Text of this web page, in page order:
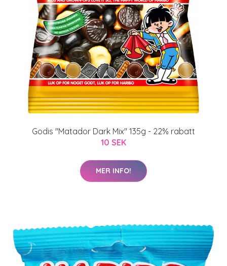
Godis "Matador Dark Mix" 135g - 22% rabatt
10 SEK
MER INFO!